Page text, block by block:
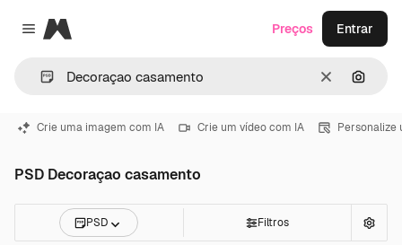
Close menu
Magnific
Limpar
Preços Entrar
Crie uma imagem com IA Crie um vídeo com IA Personalize
PSD Decoraçao casamento
PSD Filtros